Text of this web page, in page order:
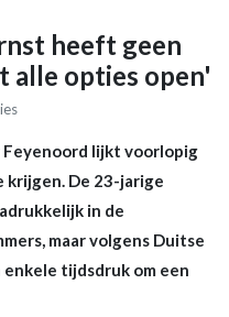
heeft geen
alle opties open'
Feyenoord lijkt voorlopig
De 23-jarige
in de
maar volgens Duitse
tijdsdruk om een